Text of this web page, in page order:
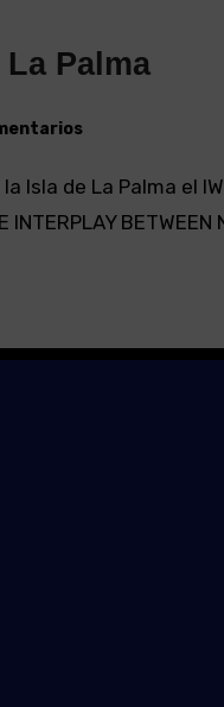
La Palma
INTERPLAY BETWEEN